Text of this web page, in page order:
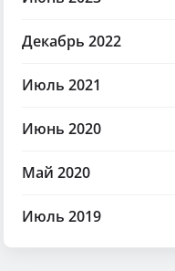
Декабрь 2022
Июль 2021
Июнь 2020
Май 2020
Июль 2019